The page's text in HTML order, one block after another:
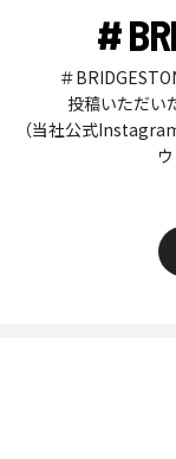
#
＃
投稿いただい
（当社公式